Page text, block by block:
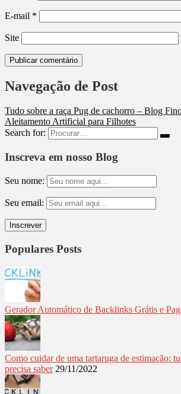
E-mail *
Site
Navegação de Post
Tudo sobre a raça Pug de cachorro – Blog
Aleitamento Artificial para Filhotes
Search for:
Inscreva em nosso Blog
Seu nome:
Seu email:
Populares Posts
Gerador Automático de Backlinks Grátis e
Como cuidar de uma tartaruga de estimação:
precisa saber 29/11/2022